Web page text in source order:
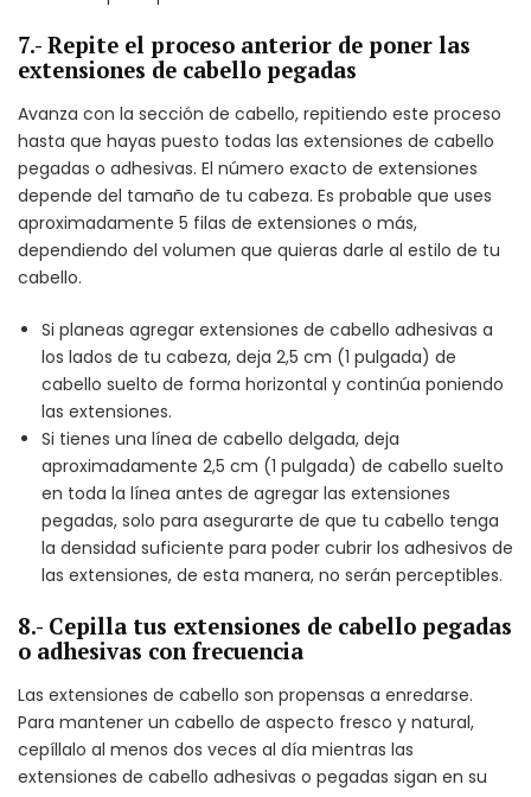
7.- Repite el proceso anterior de poner las
extensiones de cabello pegadas
Avanza con la sección de cabello, repitiendo este proceso
hasta que hayas puesto todas las extensiones de cabello
pegadas o adhesivas. El número exacto de extensiones
depende del tamaño de tu cabeza. Es probable que uses
aproximadamente 5 filas de extensiones o más,
dependiendo del volumen que quieras darle al estilo de tu
cabello.
Si planeas agregar extensiones de cabello adhesivas a
los lados de tu cabeza, deja 2,5 cm (1 pulgada) de
cabello suelto de forma horizontal y continúa poniendo
las extensiones.
Si tienes una línea de cabello delgada, deja
aproximadamente 2,5 cm (1 pulgada) de cabello suelto
en toda la línea antes de agregar las extensiones
pegadas, solo para asegurarte de que tu cabello tenga
la densidad suficiente para poder cubrir los adhesivos de
las extensiones, de esta manera, no serán perceptibles.
8.- Cepilla tus extensiones de cabello pegadas
o adhesivas con frecuencia
Las extensiones de cabello son propensas a enredarse.
Para mantener un cabello de aspecto fresco y natural,
cepíllalo al menos dos veces al día mientras las
extensiones de cabello adhesivas o pegadas sigan en su